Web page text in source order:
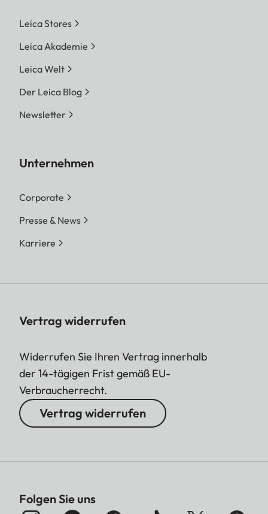
Leica Stores
Leica Akademie
Leica Welt
Der Leica Blog
Newsletter
Unternehmen
Corporate
Presse & News
Karriere
Vertrag widerrufen
Widerrufen Sie Ihren Vertrag innerhalb
der 14-tägigen Frist gemäß EU-
Verbraucherrecht.
Vertrag widerrufen
Folgen Sie uns